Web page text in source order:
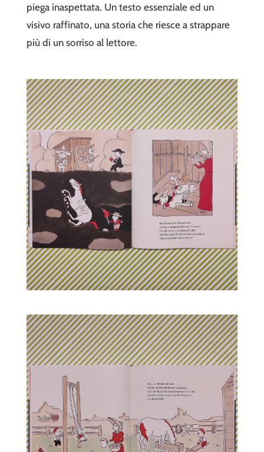
piega inaspettata. Un testo essenziale ed un
visivo raffinato, una storia che riesce a strappare
più di un sorriso al lettore.